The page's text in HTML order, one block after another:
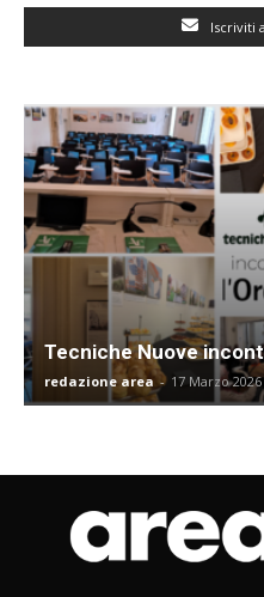
Iscriviti
Tecniche Nuove
redazione area - 17 Marzo 2026